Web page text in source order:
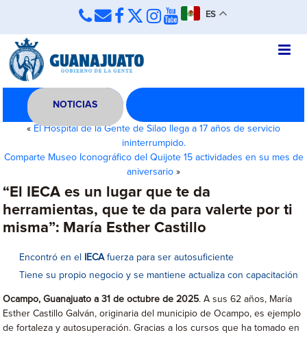
ES
NOTICIAS
« El Hospital de la Gente de Silao llega a 17 años de servicio
ininterrumpido.
Comparte Museo Iconográfico del Quijote 15 actividades en su mes de
aniversario »
“El IECA es un lugar que te da
herramientas, que te da para valerte por ti
misma”: María Esther Castillo
Encontró en el IECAfuerza para ser autosuficiente
Tiene su propio negocio y se mantiene actualiza con capacitación
Ocampo, Guanajuato a 31 de octubre de 2025. A sus 62 años, María
Esther Castillo Galván, originaria del municipio de Ocampo, es ejemplo
de fortaleza y autosuperación. Gracias a los cursos que ha tomado en